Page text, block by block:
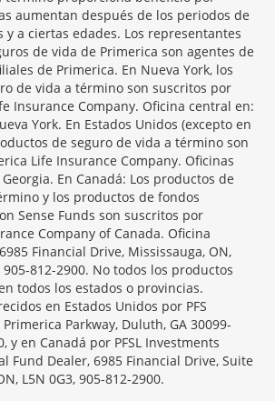
aumentan después de los periodos de
y a ciertas edades. Los representantes
de vida de Primerica son agentes de
de Primerica. En Nueva York, los
de vida a término son suscritos por
Insurance Company. Oficina central en:
York. En Estados Unidos (excepto en
de seguro de vida a término son
Life Insurance Company. Oficinas
En Canadá: Los productos de
y los productos de fondos
Sense Funds son suscritos por
Company of Canada. Oficina
Financial Drive, Mississauga, ON,
905-812-2900. No todos los productos
todos los estados o provincias.
en Estados Unidos por PFS
Parkway, Duluth, GA 30099-
y en Canadá por PFSL Investments
Fund Dealer, 6985 Financial Drive, Suite
L5N 0G3, 905-812-2900.